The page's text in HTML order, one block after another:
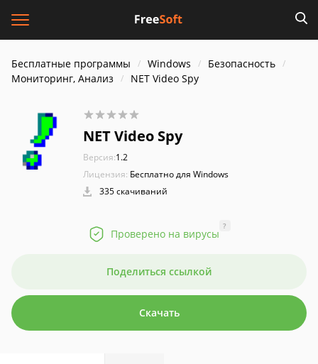
Бесплатные программы Windows
Безопасность
Мониторинг, Анализ
NET Video Spy
NET Video Spy
Версия:1.2
Лицензия: Бесплатно для Windows
335 скачиваний
Проверено на вирусы
?
Поделиться ссылкой
Скачать